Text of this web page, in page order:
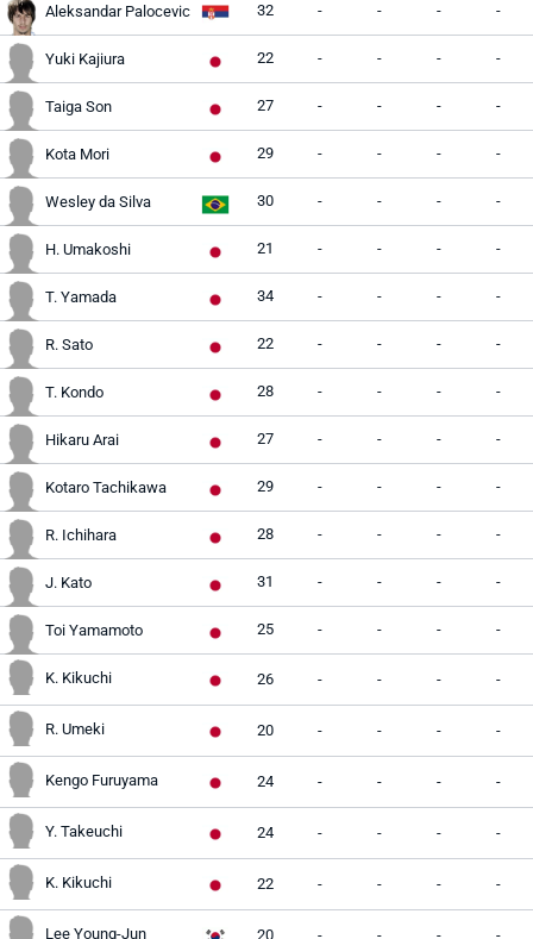
Aleksandar Palocevic 32 - - - -
Yuki Kajiura 22 - - - -
Taiga Son 27 - - - -
Kota Mori 29 - - - -
Wesley da Silva 30 - - - -
H. Umakoshi 21 - - - -
T. Yamada 34 - - - -
R. Sato 22 - - - -
T. Kondo 28 - - - -
Hikaru Arai 27 - - - -
Kotaro Tachikawa 29 - - - -
R. Ichihara 28 - - - -
J. Kato 31 - - - -
Toi Yamamoto 25 - - - -
K. Kikuchi 26 - - - -
R. Umeki 20 - - - -
Kengo Furuyama 24 - - - -
Y. Takeuchi 24 - - - -
K. Kikuchi 22 - - - -
Lee Young-Jun 20 - - - -